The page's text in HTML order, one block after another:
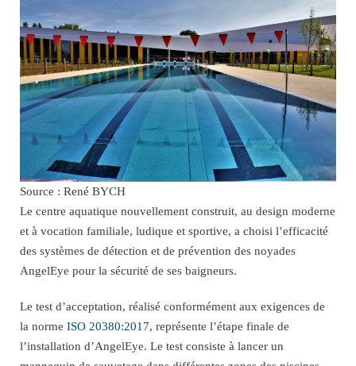
Source : René BYCH
Le centre aquatique nouvellement construit, au design moderne
et à vocation familiale, ludique et sportive, a choisi l’efficacité
des systèmes de détection et de prévention des noyades
AngelEye pour la sécurité de ses baigneurs.
Le test d’acceptation, réalisé conformément aux exigences de
la norme ISO 20380:2017, représente l’étape finale de
l’installation d’AngelEye. Le test consiste à lancer un